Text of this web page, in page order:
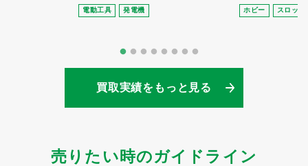
電動⼯具 発電機 ホビー スロット
買取実績をもっと見る
売りたい時のガイドライン